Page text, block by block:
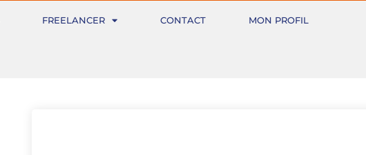
FREELANCER CONTACT MON PROFIL